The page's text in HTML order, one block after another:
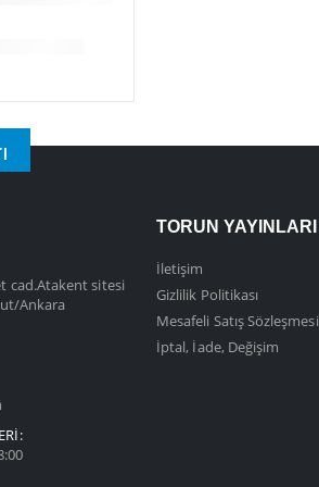
cad.Atakent sitesi
Ankara
TORUN YAYINLARI
İletişim
Gizlilik Politikası
Mesafeli Satış Sözleşmesi
İptal, İade, Değişim